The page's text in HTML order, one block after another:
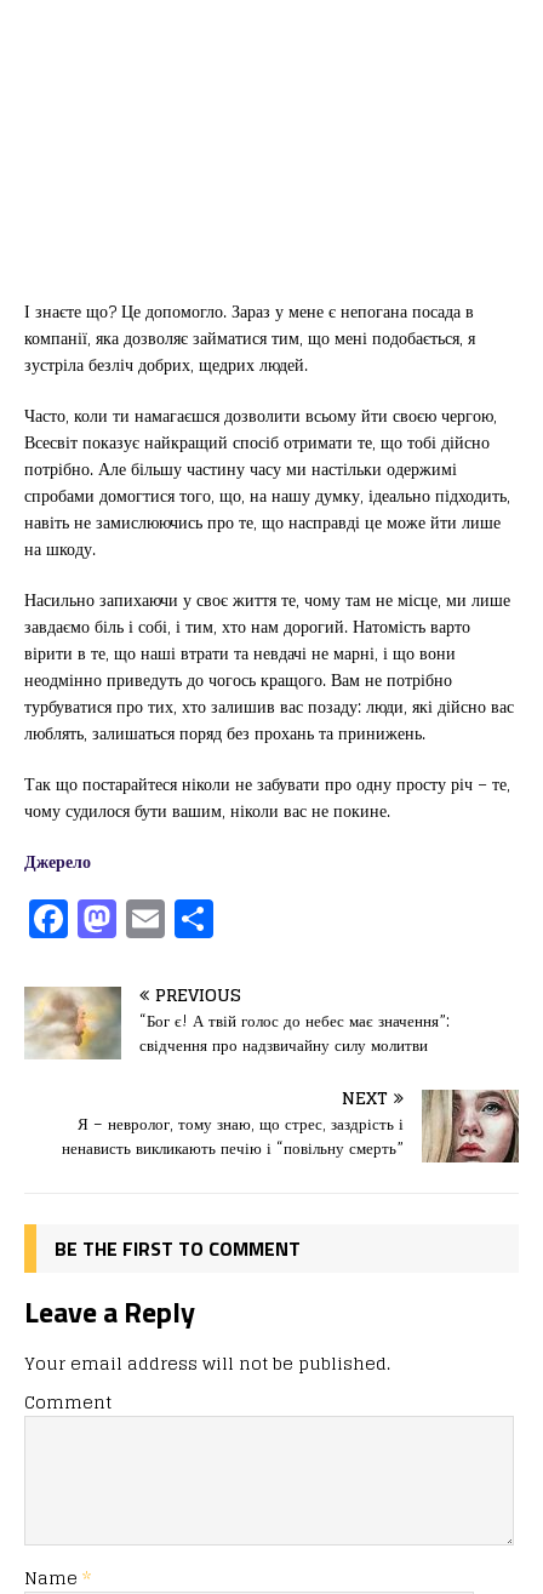
І знаєте що? Це допомогло. Зараз у мене є непогана посада в
компанії, яка дозволяє займатися тим, що мені подобається, я
зустріла безліч добрих, щедрих людей.
Часто, коли ти намагаєшся дозволити всьому йти своєю чергою,
Всесвіт показує найкращий спосіб отримати те, що тобі дійсно
потрібно. Але більшу частину часу ми настільки одержимі
спробами домогтися того, що, на нашу думку, ідеально підходить,
навіть не замислюючись про те, що насправді це може йти лише
на шкоду.
Насильно запихаючи у своє життя те, чому там не місце, ми лише
завдаємо біль і собі, і тим, хто нам дорогий. Натомість варто
вірити в те, що наші втрати та невдачі не марні, і що вони
неодмінно приведуть до чогось кращого. Вам не потрібно
турбуватися про тих, хто залишив вас позаду: люди, які дійсно вас
люблять, залишаться поряд без прохань та принижень.
Так що постарайтеся ніколи не забувати про одну просту річ – те,
чому судилося бути вашим, ніколи вас не покине.
Джерело
F
a
c
e
b
o
o
M
a
st
o
d
o
n
E
m
ai
l
іл
и
т
ис
я
PREVIOUS
“Бог є! А твій голос до небес має значення”:
свідчення про надзвичайну силу молитви
NEXT
Я – невролог, тому знаю, що стрес, заздрість і
ненависть викликають печію і “повільну смерть”
BE THE FIRST TO COMMENT
Leave a Reply
Your email address will not be published.
Comment
Name *